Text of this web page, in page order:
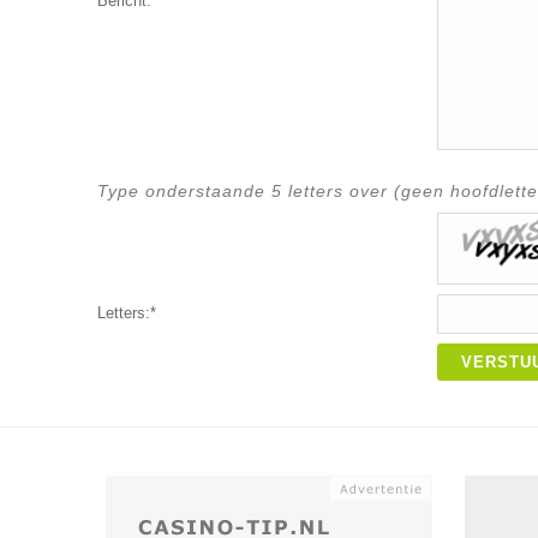
Type onderstaande 5 letters over (geen
Letters:*